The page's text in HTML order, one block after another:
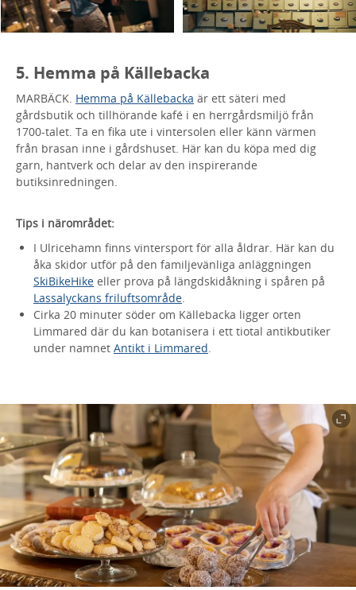
5. Hemma på Källebacka
MARBÄCK. Hemma på Källebacka är ett säteri med
gårdsbutik och tillhörande kafé i en herrgårdsmiljö från
1700-talet. Ta en fika ute i vintersolen eller känn värmen
från brasan inne i gårdshuset. Här kan du köpa med dig
garn, hantverk och delar av den inspirerande
butiksinredningen.
Tips i närområdet:
I Ulricehamn finns vintersport för alla åldrar. Här kan du
åka skidor utför på den familjevänliga anläggningen
SkiBikeHike eller prova på längdskidåkning i spåren på
Lassalyckans friluftsområde.
Cirka 20 minuter söder om Källebacka ligger orten
Limmared där du kan botanisera i ett tiotal antikbutiker
under namnet Antikt i Limmared.